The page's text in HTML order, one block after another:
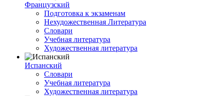
Французский
Подготовка к экзаменам
Нехудожественная Литература
Словари
Учебная литература
Художественная литература
Испанский
Словари
Учебная литература
Художественная литература